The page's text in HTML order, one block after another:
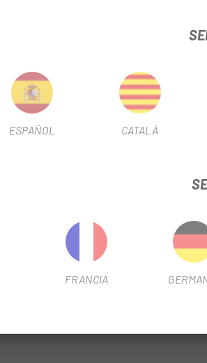
è dotata di cerniere autobloccanti,
fino a 70 km.
del PRO20 è curata nei minimi
Las cerniere autobloccanti progettate
brevettato che si integra
, la tua bici rimarrà piegata in modo
sempre a portata di mano, ovunque tu
compatte, sempre al tuo fianco,
ESPAÑOL CATALÀ
FRANCIA